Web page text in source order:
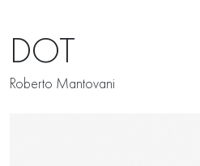
DOT
Roberto Mantovani